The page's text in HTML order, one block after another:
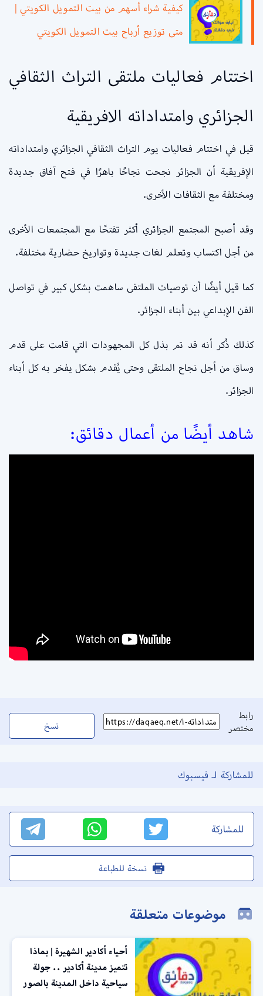
كيفية شراء أسهم من بيت التمويل الكويتي |
متى توزيع أرباح بيت التمويل الكويتي
اختتام فعاليات ملتقى التراث الثقافي
الجزائري وامتداداته الافريقية
قيل في اختتام فعاليات يوم التراث الثقافي الجزائري وامتداداته
الإفريقية أن الجزائر نجحت نجاحًا باهرًا في فتح آفاق جديدة
ومختلفة مع الثقافات الأخرى.
وقد أصبح المجتمع الجزائري أكثر تفتحًا مع المجتمعات الأخرى
من أجل اكتساب وتعلم لغات جديدة وتواريخ حضارية مختلفة.
كما قيل أيضًا أن توصيات الملتقى ساهمت بشكل كبير في تواصل
الفن الإبداعي بين أبناء الجزائر.
كذلك ذُكر أنه قد تم بذل كل المجهودات التي قامت على قدم
وساق من أجل نجاح الملتقى وحتى يُقدم بشكل يفخر به كل أبناء
الجزائر.
شاهد أيضًا من أعمال دقائق:
رابط
مختصر
نسخ
للمشاركة لـ فيسبوك
للمشاركة
نسخة للطباعة
موضوعات متعلقة
أحياء أكادير الشهيرة | بماذا
تتميز مدينة أكادير .. جولة
سياحية داخل المدينة بالصور